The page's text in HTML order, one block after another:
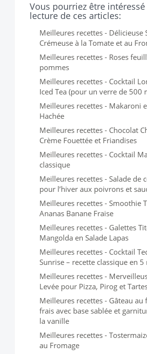
Vous pourriez être
lecture de ces articles:
Meilleures recettes - Délicieuse
Crémeuse à la Tomate et au
Meilleures recettes - Roses
pommes
Meilleures recettes - Cocktail
Iced Tea (pour un verre de 500
Meilleures recettes - Makaroni
Hachée
Meilleures recettes - Chocolat
Crème Fouettée et Friandises
Meilleures recettes - Cocktail
classique
Meilleures recettes - Salade de
pour l’hiver aux poivrons et
Meilleures recettes - Smoothie
Ananas Banane Fraise
Meilleures recettes - Galettes
Mangolda en Salade Lapas
Meilleures recettes - Cocktail
Sunrise – recette classique en
Meilleures recettes -
Levée pour Pizza, Pirog et
Meilleures recettes - Gâteau au
frais avec base sablée et
la vanille
Meilleures recettes -
au Fromage